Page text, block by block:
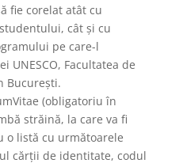
fie corelat atât cu
cât și cu
pe care-l
UNESCO, Facultatea de
București.
(obligatoriu în
străină, la care va fi
o listă cu următoarele
cărții de identitate, codul